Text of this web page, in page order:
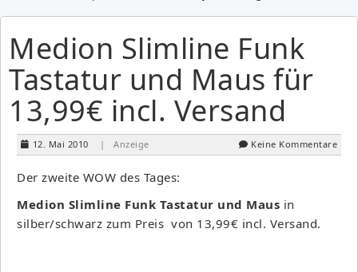
Medion Slimline Funk
Tastatur und Maus für
13,99€ incl. Versand
12. Mai 2010 | Anzeige Keine Kommentare
Der zweite WOW des Tages:
Medion Slimline Funk Tastatur und Maus in
silber/schwarz zum Preis von 13,99€ incl. Versand.